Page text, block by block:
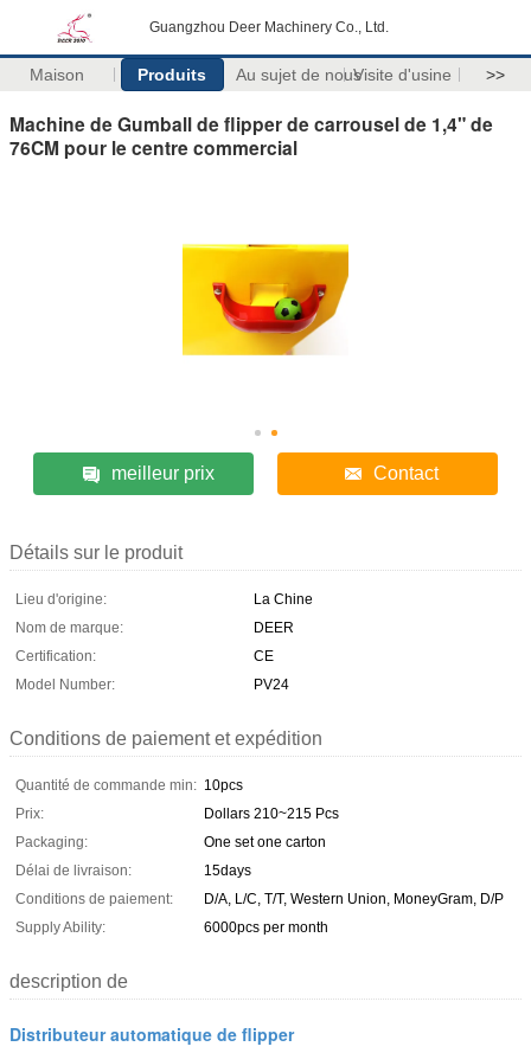
Guangzhou Deer Machinery Co., Ltd.
Maison Produits Au sujet de nousVisite d'usine >>
Machine de Gumball de flipper de carrousel de 1,4" de
76CM pour le centre commercial
meilleur prix Contact
Détails sur le produit
Lieu d'origine:
La Chine
Nom de marque:
DEER
Certification:
CE
Model Number:
PV24
Conditions de paiement et expédition
Quantité de commande min: 10pcs
Prix:
Dollars 210~215 Pcs
Packaging:
One set one carton
Délai de livraison:
15days
Conditions de paiement:
D/A, L/C, T/T, Western Union, MoneyGram, D/P
Supply Ability:
6000pcs per month
description de
Distributeur automatique de flipper